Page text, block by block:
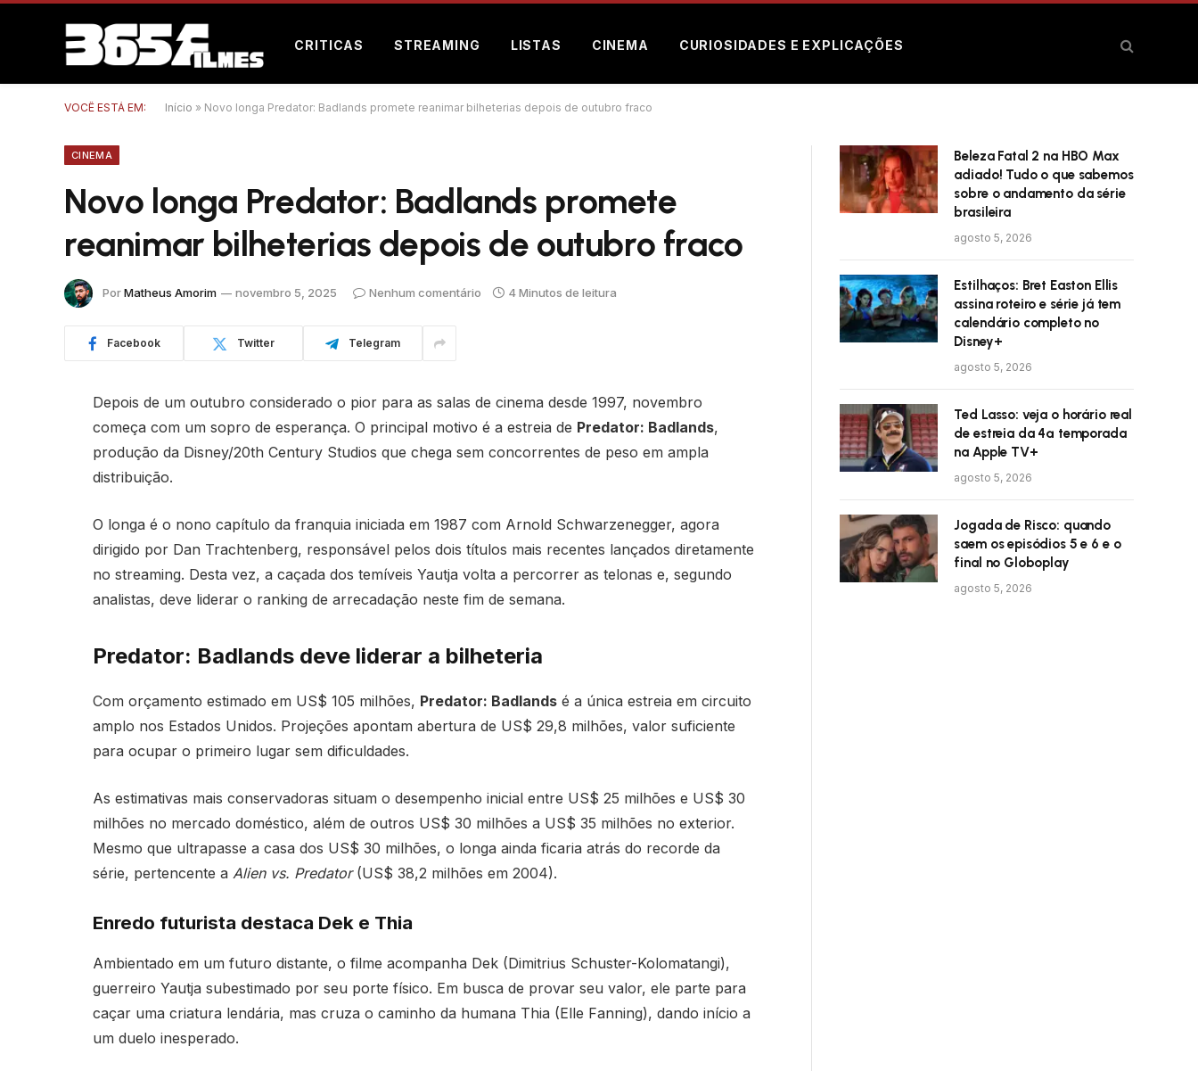
CRITICAS STREAMING LISTAS CINEMA CURIOSIDADES E EXPLICAÇÕES
VOCÊ ESTÁ EM: Início » Novo longa Predator: Badlands promete reanimar bilheterias depois de outubro fraco
CINEMA
Novo longa Predator: Badlands promete
reanimar bilheterias depois de outubro fraco
PorMatheus Amorim novembro 5, 2025 Nenhum comentário 4 Minutos de leitura
Facebook Twitter Telegram
Depois de um outubro considerado o pior para as salas de cinema desde 1997, novembro
começa com um sopro de esperança. O principal motivo é a estreia de Predator: Badlands,
produção da Disney/20th Century Studios que chega sem concorrentes de peso em ampla
distribuição.
O longa é o nono capítulo da franquia iniciada em 1987 com Arnold Schwarzenegger, agora
dirigido por Dan Trachtenberg, responsável pelos dois títulos mais recentes lançados diretamente
no streaming. Desta vez, a caçada dos temíveis Yautja volta a percorrer as telonas e, segundo
analistas, deve liderar o ranking de arrecadação neste fim de semana.
Predator: Badlands deve liderar a bilheteria
Com orçamento estimado em US$ 105 milhões, Predator: Badlandsé a única estreia em circuito
amplo nos Estados Unidos. Projeções apontam abertura de US$ 29,8 milhões, valor suficiente
para ocupar o primeiro lugar sem dificuldades.
As estimativas mais conservadoras situam o desempenho inicial entre US$ 25 milhões e US$ 30
milhões no mercado doméstico, além de outros US$ 30 milhões a US$ 35 milhões no exterior.
Mesmo que ultrapasse a casa dos US$ 30 milhões, o longa ainda ficaria atrás do recorde da
série, pertencente a Alien vs. Predator(US$ 38,2 milhões em 2004).
Enredo futurista destaca Dek e Thia
Ambientado em um futuro distante, o filme acompanha Dek (Dimitrius Schuster-Kolomatangi),
guerreiro Yautja subestimado por seu porte físico. Em busca de provar seu valor, ele parte para
caçar uma criatura lendária, mas cruza o caminho da humana Thia (Elle Fanning), dando início a
um duelo inesperado.
Beleza Fatal 2 na HBO Max
adiado! Tudo o que sabemos
sobre o andamento da série
brasileira
agosto 5, 2026
Estilhaços: Bret Easton Ellis
assina roteiro e série já tem
calendário completo no
Disney+
agosto 5, 2026
Ted Lasso: veja o horário real
de estreia da 4ª temporada
na Apple TV+
agosto 5, 2026
Jogada de Risco: quando
saem os episódios 5 e 6 e o
final no Globoplay
agosto 5, 2026